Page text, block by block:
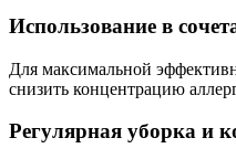
Использование в
Для максимальной
снизить концентрацию
Регулярная уборка и